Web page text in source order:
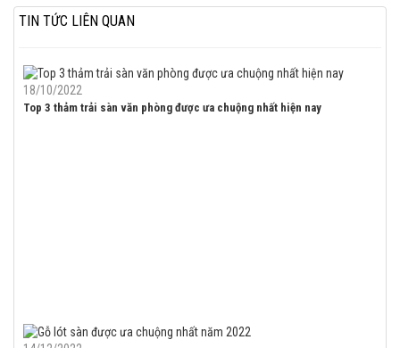
TIN TỨC LIÊN QUAN
18/10/2022
Top 3 thảm trải sàn văn phòng được ưa chuộng nhất hiện nay